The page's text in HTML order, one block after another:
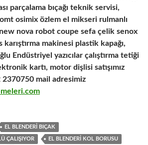
parçalama bıçağı teknik servisi,
osimix özlem el mikseri rulmanlı
nova robot coupe sefa çelik senox
makinesi plastik kapağı,
Endüstriyel yazıcılar çalıştırma tetiği
kartı, motor dişlisi satışımız
2370750 mail adresimiz
EL BLENDERI BIÇAK
ÇALIŞIYOR EL BLENDERI KOL BORUSU